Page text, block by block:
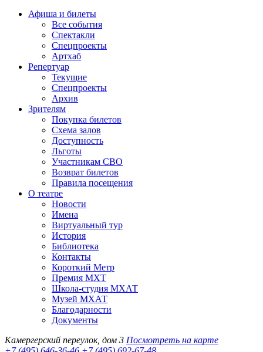
Афиша и билеты
Все события
Спектакли
Спецпроекты
Артхаб
Репертуар
Текущие
Спецпроекты
Архив
Зрителям
Покупка билетов
Схема залов
Доступность
Льготы
Участникам СВО
Возврат билетов
Правила посещения
О театре
Новости
Имена
Виртуальный тур
История
Библиотека
Контакты
Короткий Метр
Премия МХТ
Школа-студия МХАТ
Музей МХАТ
Благодарности
Документы
Камергерский переулок, дом 3 Посмотреть на карте